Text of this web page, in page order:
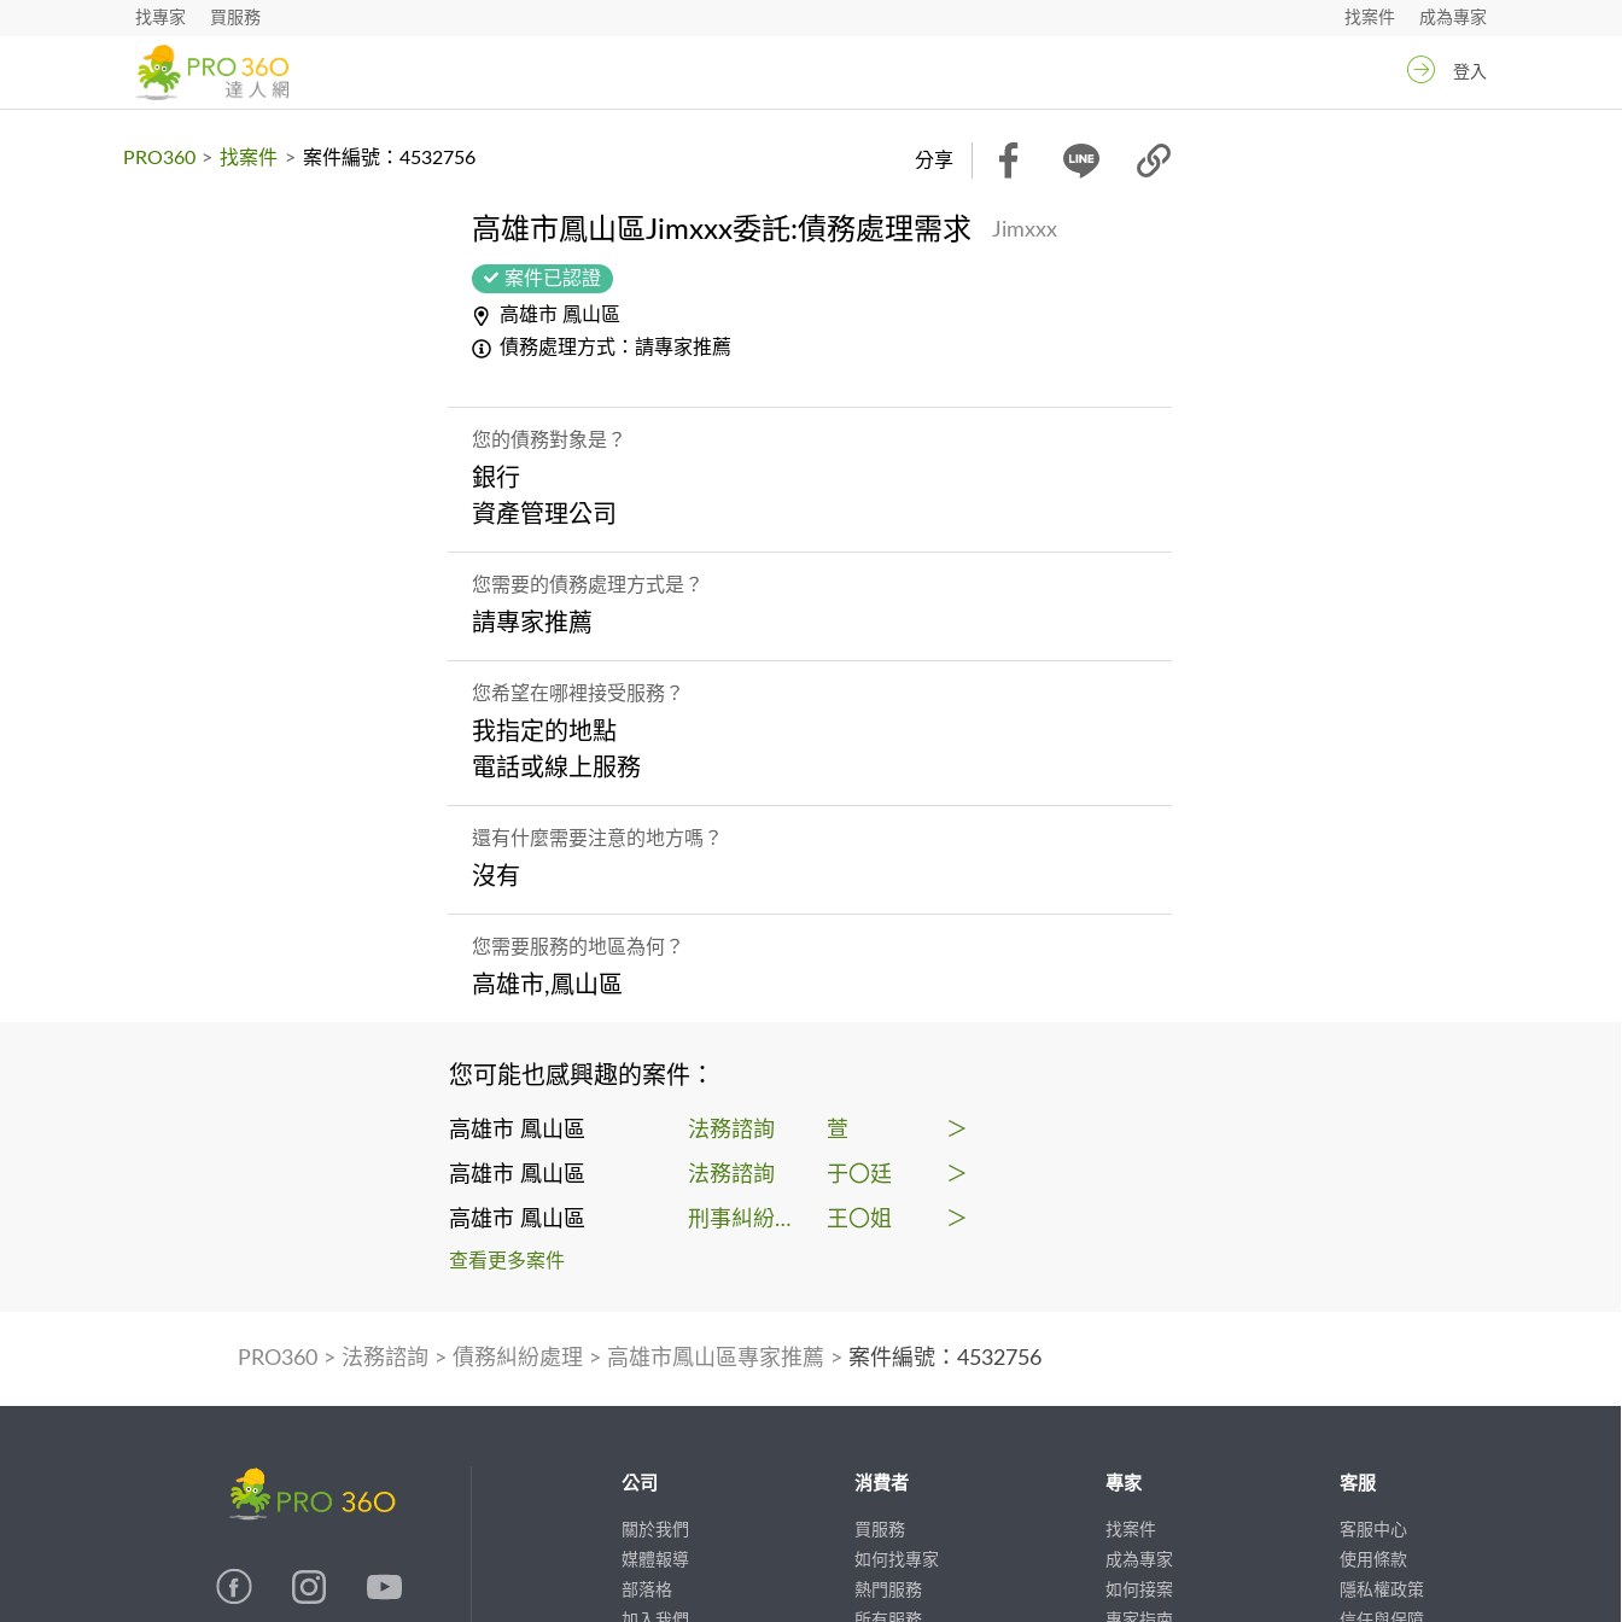
找專家 買服務 成為專家
找案件
登入
PRO360 > 找案件 > 案件編號：4532756 分享
高雄市鳳山區Jimxxx委託:債務處理需求 Jimxxx
案件已認證
高雄市 鳳山區
債務處理方式：請專家推薦
您的債務對象是？
銀行
資產管理公司
您需要的債務處理方式是？
請專家推薦
您希望在哪裡接受服務？
我指定的地點
電話或線上服務
還有什麼需要注意的地方嗎？
沒有
您需要服務的地區為何？
高雄市,鳳山區
您可能也感興趣的案件：
高雄市 鳳山區 法務諮詢 萱 ＞
高雄市 鳳山區 法務諮詢 于〇廷 ＞
高雄市 鳳山區 刑事糾紛處理 王〇姐 ＞
查看更多案件
PRO360> 法務諮詢 > 債務糾紛處理 > 高雄市鳳山區專家推薦 > 案件編號：4532756
公司
關於我們
媒體報導
部落格
消費者
買服務
如何找專家
熱門服務
專家
找案件
成為專家
如何接案
客服
客服中心
使用條款
隱私權政策